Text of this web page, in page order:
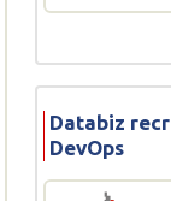
Databiz
DevOps